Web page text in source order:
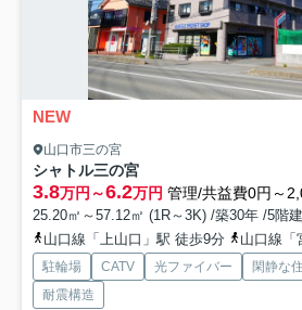
NEW
山口市三の宮
シャトル三の宮
3.8万円～6.2万円 管理/共益費0円～
25.20㎡～57.12㎡ (1R～3K) /築30年 /5階建
山口線「上山口」駅 徒歩9分
山口線「
駐輪場 CATV 光ファイバー 閑静な
耐震構造